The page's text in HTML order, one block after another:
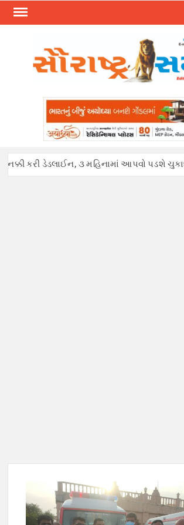
Skip
કરી ડેડલાઈન, ૩ મહિનામાં આપવો પડશે ચુકાદો.